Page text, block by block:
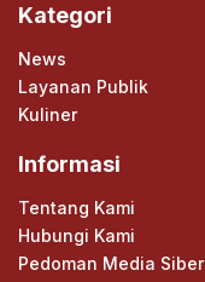
Kategori
News
Layanan Publik
Kuliner
Informasi
Tentang Kami
Hubungi Kami
Pedoman Media Siber